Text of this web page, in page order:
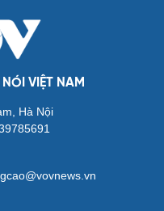
VIỆT NAM
Hà Nội